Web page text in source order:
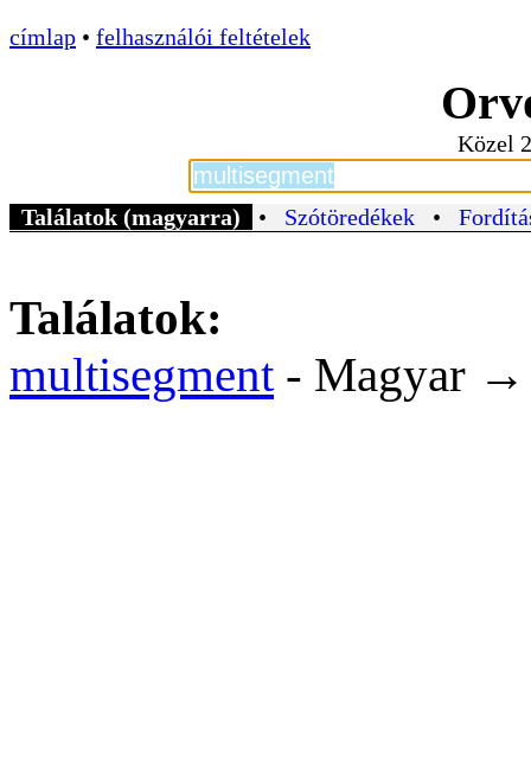
címlap • felhasználói feltételek
Közel
Találatok (magyarra) • Szótöredékek •
Találatok:
multisegment- Magyar